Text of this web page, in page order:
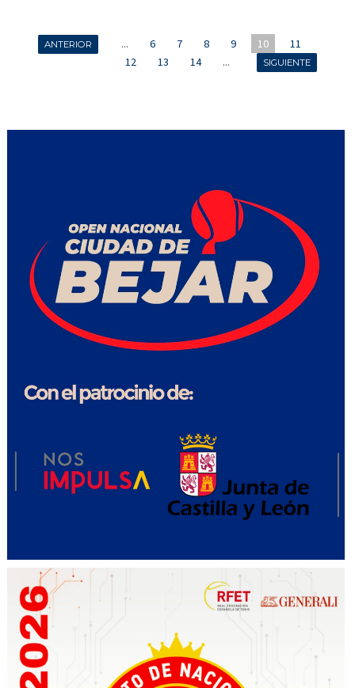
ANTERIOR ... 6 7 8 9 10
11
12
13 14 ... SIGUIENTE